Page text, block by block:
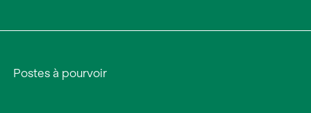
Postes à pourvoir